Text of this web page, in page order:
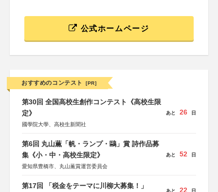
公式ホームページ
おすすめのコンテスト [PR]
第30回 全国高校生創作コンテスト《高校生限
定》
國學院大學、高校生新聞社
あと 26 日
第6回 丸山薫「帆・ランプ・鷗」賞 詩作品募
集《小・中・高校生限定》
愛知県豊橋市、丸山薫賞運営委員会
あと 52 日
第17回 「税金をテーマに川柳大募集！」
あと 22 日